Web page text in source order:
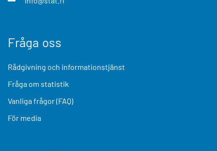
Fråga oss
Rådgivning och informationstjänst
Fråga om statistik
Vanliga frågor (FAQ)
För media